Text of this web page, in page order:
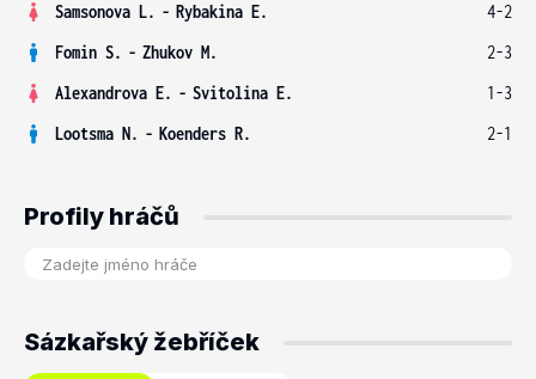
Samsonova L. - Rybakina E.
4-2
Fomin S. - Zhukov M.
2-3
Alexandrova E. - Svitolina E.
1-3
Lootsma N. - Koenders R. 2-1
Profily hráčů
Sázkařský žebříček